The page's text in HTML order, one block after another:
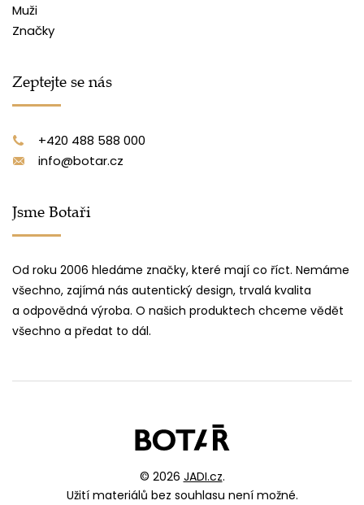
Muži
Značky
Zeptejte se nás
+420 488 588 000
info@botar.cz
Jsme Botaři
Od roku 2006 hledáme značky, které mají co říct. Nemáme
všechno, zajímá nás autentický design, trvalá kvalita
a odpovědná výroba. O našich produktech chceme vědět
všechno a předat to dál.
© 2026 JADI.cz.
Užití materiálů bez souhlasu není možné.